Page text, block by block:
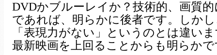
DVDかブルーレイか？技術的、画質
であれば、明らかに後者です。しか
「表現力がない」というのとは違い
最新映画を上回ることからも明らか